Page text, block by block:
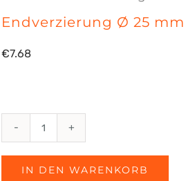
Endverzierung Ø 25 mm
€7.68
Endverzierung
Ø
IN DEN WARENKORB